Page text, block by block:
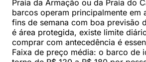
Praia da Armação ou da Praia do
barcos operam principalmente em
fins de semana com boa previsão
é área protegida, existe limite
comprar com antecedência é
Faixa de preço média: o barco de